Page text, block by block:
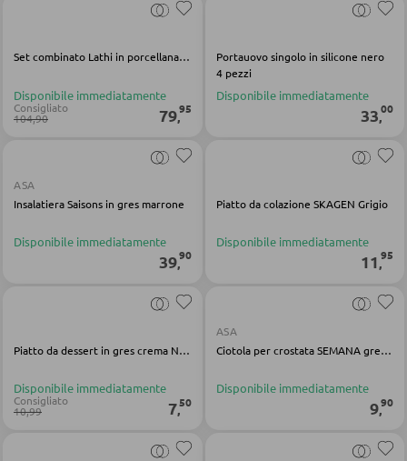
Portaombrelli
POGGIASCARPE
Scarpiere a ribalta
MOBILI PER BAMBINI
Lettini bimbi
Librerie per bambini
Scrivanie per bambini
Luci per cameretta bimbi
Cassettiera per bambini
Set combinato Lathi in porcellana bianca
Disponibile immediatamente
Consigliato
104,90 79,95
Portauovo singolo in silicone nero
4 pezzi
Disponibile immediatamente
33,00
ASA
Insalatiera Saisons in gres marrone
Disponibile immediatamente
39,90
Piatto da colazione SKAGEN Grigio
Disponibile immediatamente
11,95
Piatto da dessert in gres crema Nature Collection
Disponibile immediatamente
Consigliato
10,99 7,50
ASA
Ciotola per crostata SEMANA gres verde lucido
Disponibile immediatamente
9,90